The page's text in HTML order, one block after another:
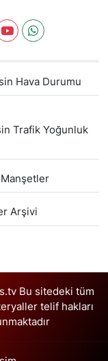
Hava Durumu
Trafik Yoğunluk
Arşivi
Bu sitedeki tüm
telif hakları